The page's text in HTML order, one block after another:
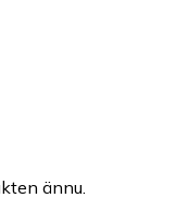
ännu.